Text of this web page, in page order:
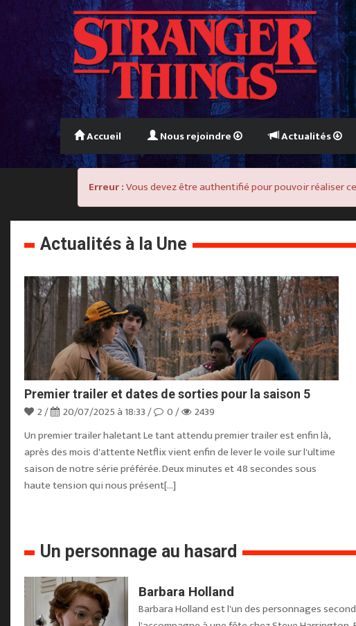
Accueil Nous rejoindre Actualités
Erreur :Vous devez être authentifié pour pouvoir réaliser
Actualités à la Une
Premier trailer et dates de sorties pour la saison 5
2 / 20/07/2025 à 18:33 / 0 /
2439
Un premier trailer haletant Le tant attendu premier trailer est enfin là,
après des mois d'attente Netflix vient enfin de lever le voile sur l'ultime
saison de notre série préférée. Deux minutes et 48 secondes sous
haute tension qui nous présent[...]
Un personnage au hasard
Barbara Holland
Barbara Holland est l'un des personnages